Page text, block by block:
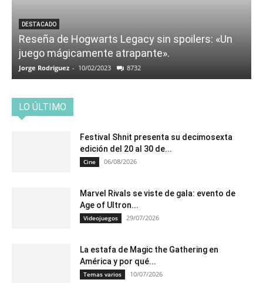
DESTACADO
Reseña de Hogwarts Legacy sin spoilers: «Un
juego mágicamente atrapante».
Jorge Rodriguez - 10/02/2023 8732
LO ÚLTIMO
Festival Shnit presenta su decimosexta
edición del 20 al 30 de...
Cine 06/08/2026
Marvel Rivals se viste de gala: evento de
Age of Ultron...
Videojuegos 29/07/2026
La estafa de Magic the Gathering en
América y por qué...
Temas varios 10/07/2026